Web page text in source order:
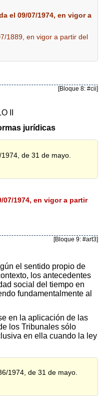
el 09/07/1974, en vigor a
1889, en vigor a partir del
[Bloque 8: #cii]
II
jurídicas
de 31 de mayo.
1974, en vigor a partir
[Bloque 9: #art3]
el sentido propio de
los antecedentes
social del tiempo en
fundamentalmente al
en la aplicación de las
los Tribunales sólo
en ella cuando la ley
1974, de 31 de mayo.